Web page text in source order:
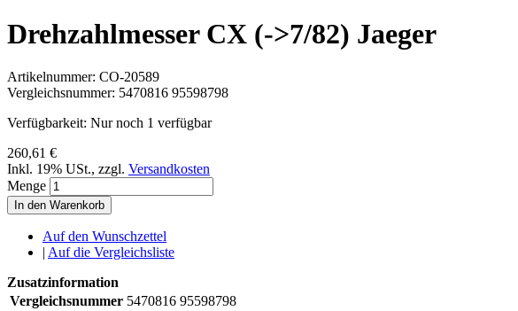
Drehzahlmesser CX (->7/82) Jaeger
Artikelnummer: CO-20589
Vergleichsnummer: 5470816 95598798
Verfügbarkeit: Nur noch 1 verfügbar
260,61 €
Inkl. 19% USt., zzgl. Versandkosten
Menge
In den Warenkorb
Auf den Wunschzettel
| Auf die Vergleichsliste
Zusatzinformation
Vergleichsnummer 5470816 95598798